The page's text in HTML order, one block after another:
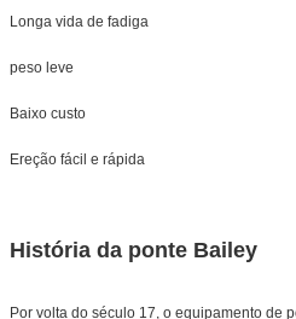
Longa vida de fadiga
peso leve
Baixo custo
Ereção fácil e rápida
História da ponte Bailey
Por volta do século 17, o equipamento de